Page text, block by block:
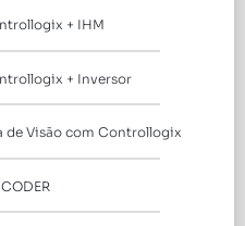
+ IHM
+ Inversor
de Visão com Controllogix